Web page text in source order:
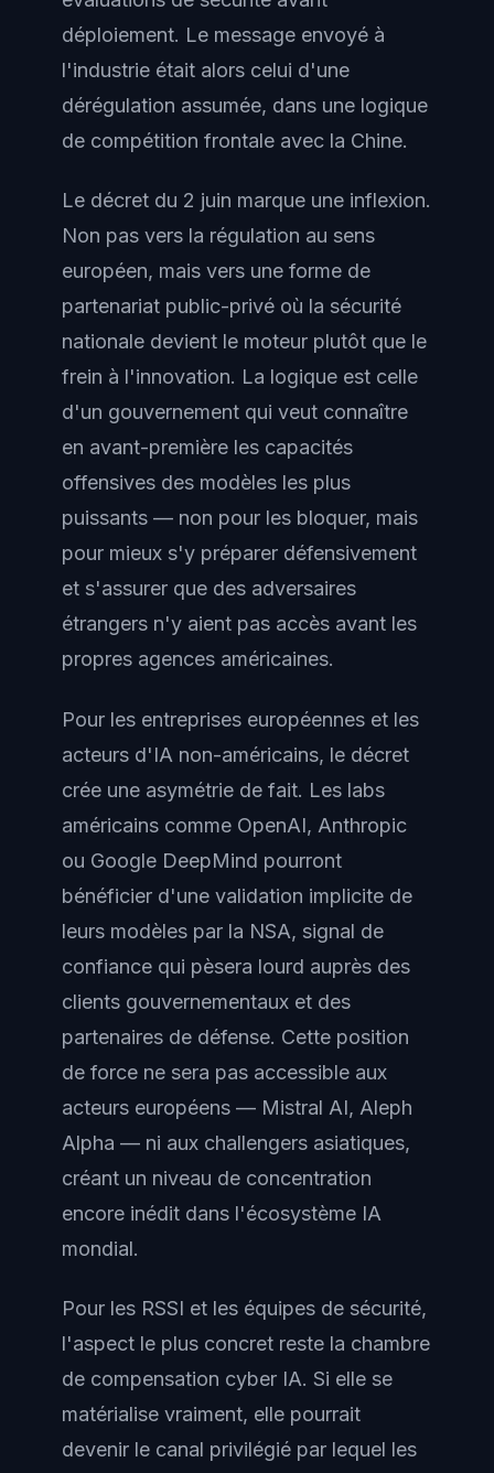
déploiement. Le message envoyé à
l'industrie était alors celui d'une
dérégulation assumée, dans une logique
de compétition frontale avec la Chine.
Le décret du 2 juin marque une inflexion.
Non pas vers la régulation au sens
européen, mais vers une forme de
partenariat public-privé où la sécurité
nationale devient le moteur plutôt que le
frein à l'innovation. La logique est celle
d'un gouvernement qui veut connaître
en avant-première les capacités
offensives des modèles les plus
puissants — non pour les bloquer, mais
pour mieux s'y préparer défensivement
et s'assurer que des adversaires
étrangers n'y aient pas accès avant les
propres agences américaines.
Pour les entreprises européennes et les
acteurs d'IA non-américains, le décret
crée une asymétrie de fait. Les labs
américains comme OpenAI, Anthropic
ou Google DeepMind pourront
bénéficier d'une validation implicite de
leurs modèles par la NSA, signal de
confiance qui pèsera lourd auprès des
clients gouvernementaux et des
partenaires de défense. Cette position
de force ne sera pas accessible aux
acteurs européens — Mistral AI, Aleph
Alpha — ni aux challengers asiatiques,
créant un niveau de concentration
encore inédit dans l'écosystème IA
mondial.
Pour les RSSI et les équipes de sécurité,
l'aspect le plus concret reste la chambre
de compensation cyber IA. Si elle se
matérialise vraiment, elle pourrait
devenir le canal privilégié par lequel les